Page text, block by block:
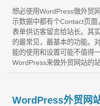
想必使用WordPress做外贸
示数据中都有个Contact页
表单供访客留言给站长。其
的最常见，最基本的功能。
能的使用和设置可能不值得
WordPress来做外贸网站的
WordPress外贸网